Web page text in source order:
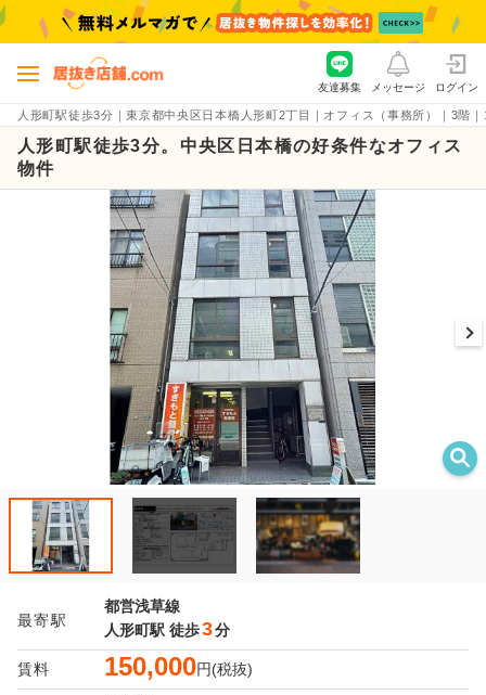
人形町駅徒歩3分｜東京都中央区日本橋人形町2丁目｜オフィス（事務所）｜3階
友達募集 メッセージ ログイン
人形町駅徒歩3分。中央区日本橋の好条件なオフィス
物件
最寄駅
都営浅草線
人形町駅 徒歩3分
賃料 150,000円(税抜)